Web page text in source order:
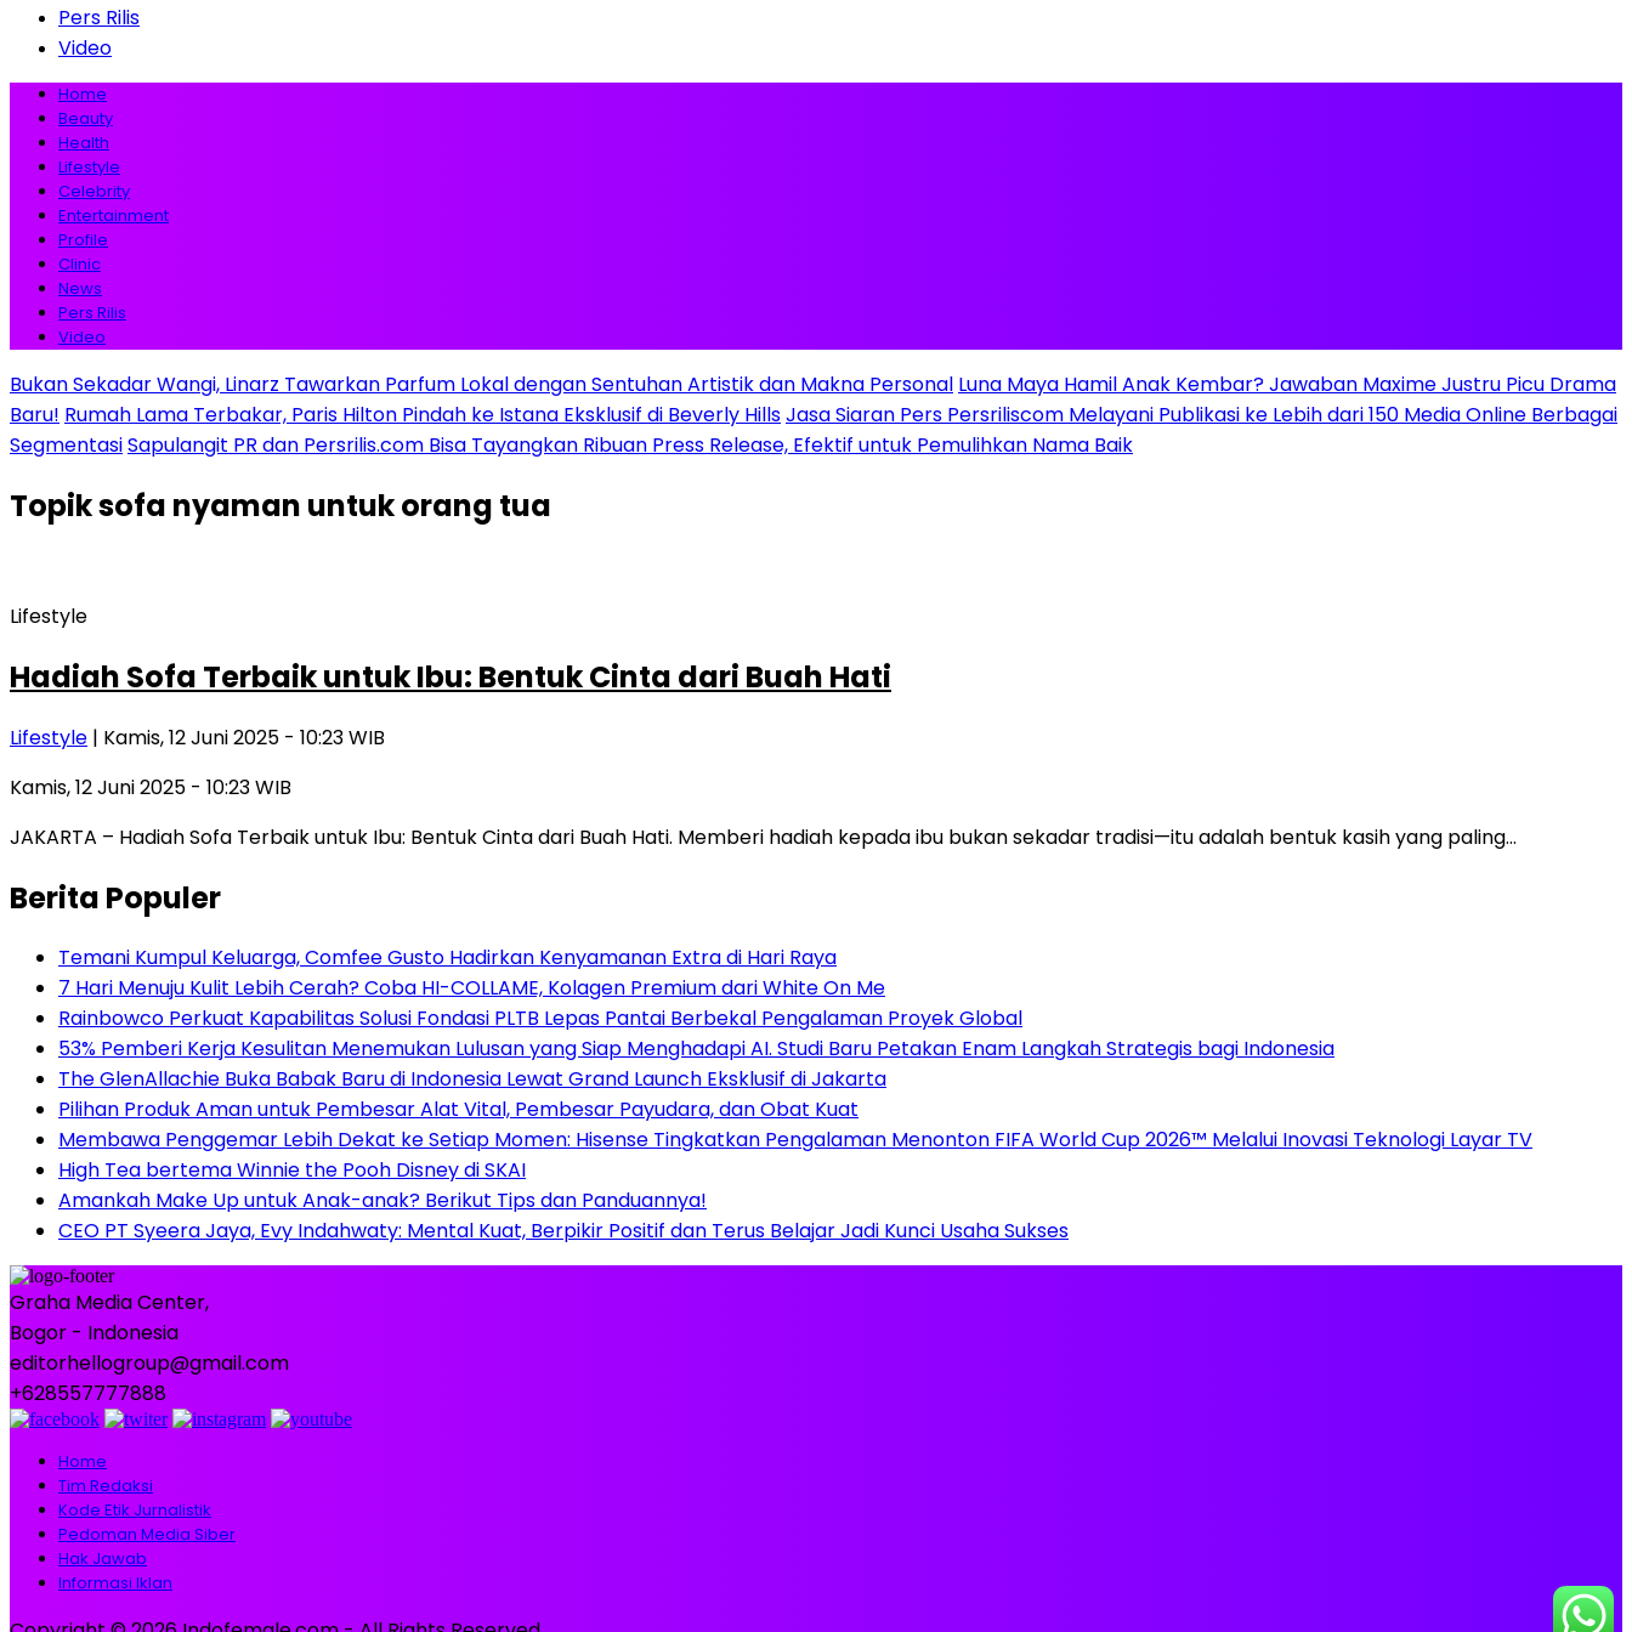
Pers Rilis
Video
Home
Beauty
Health
Lifestyle
Celebrity
Entertainment
Profile
Clinic
News
Pers Rilis
Video
Bukan Sekadar Wangi, Linarz Tawarkan Parfum Lokal dengan Sentuhan Artistik dan Makna Personal Luna Maya Hamil Anak Kembar? Jawaban Maxime Justru Picu Drama
Baru! Rumah Lama Terbakar, Paris Hilton Pindah ke Istana Eksklusif di Beverly HillsJasa Siaran Pers Persriliscom Melayani Publikasi ke Lebih dari 150 Media Online Berbagai
SegmentasiSapulangit PR dan Persrilis.com Bisa Tayangkan Ribuan Press Release, Efektif untuk Pemulihkan Nama Baik
Topiksofa nyaman untuk orang tua
Lifestyle
Hadiah Sofa Terbaik untuk Ibu: Bentuk Cinta dari Buah Hati
Lifestyle | Kamis, 12 Juni 2025 - 10:23 WIB
Kamis, 12 Juni 2025 - 10:23 WIB
JAKARTA – Hadiah Sofa Terbaik untuk Ibu: Bentuk Cinta dari Buah Hati. Memberi hadiah kepada ibu bukan sekadar tradisi—itu adalah bentuk kasih yang paling…
Berita Populer
Temani Kumpul Keluarga, Comfee Gusto Hadirkan Kenyamanan Extra di Hari Raya
7 Hari Menuju Kulit Lebih Cerah? Coba HI-COLLAME, Kolagen Premium dari White On Me
Rainbowco Perkuat Kapabilitas Solusi Fondasi PLTB Lepas Pantai Berbekal Pengalaman Proyek Global
53% Pemberi Kerja Kesulitan Menemukan Lulusan yang Siap Menghadapi AI. Studi Baru Petakan Enam Langkah Strategis bagi Indonesia
The GlenAllachie Buka Babak Baru di Indonesia Lewat Grand Launch Eksklusif di Jakarta
Pilihan Produk Aman untuk Pembesar Alat Vital, Pembesar Payudara, dan Obat Kuat
Membawa Penggemar Lebih Dekat ke Setiap Momen: Hisense Tingkatkan Pengalaman Menonton FIFA World Cup 2026™ Melalui Inovasi Teknologi Layar TV
High Tea bertema Winnie the Pooh Disney di SKAI
Amankah Make Up untuk Anak-anak? Berikut Tips dan Panduannya!
CEO PT Syeera Jaya, Evy Indahwaty: Mental Kuat, Berpikir Positif dan Terus Belajar Jadi Kunci Usaha Sukses
Graha Media Center,
Bogor - Indonesia
editorhellogroup@gmail.com
+628557777888
Home
Tim Redaksi
Kode Etik Jurnalistik
Pedoman Media Siber
Hak Jawab
Informasi Iklan